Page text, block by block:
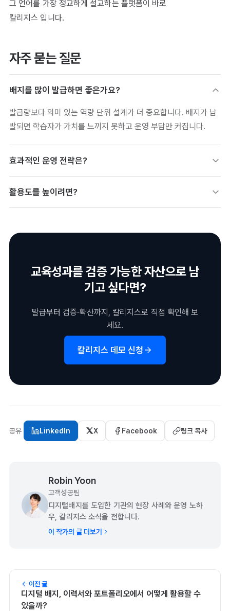
그 언어를 가장 정교하게 설교하는 플랫폼이 바로
칼리지스 입니다.
자주 묻는 질문
배지를 많이 발급하면 좋은가요?
발급량보다 의미 있는 역량 단위 설계가 더 중요합니다. 배지가 남
발되면 학습자가 가치를 느끼지 못하고 운영 부담만 커집니다.
효과적인 운영 전략은?
합니다. 받는 사람이 ‘어디에 쓸지’가 분명한 배지가 잘 쓰입니다.
활용도를 높이려면?
교육성과를 검증 가능한 자산으로 남
기고 싶다면?
발급부터 검증·확산까지, 칼리지스로 직접 확인해 보
세요.
칼리지스 데모 신청
공유 LinkedIn X Facebook 링크 복사
Robin Yoon
고객성공팀
디지털배지를 도입한 기관의 현장 사례와 운영 노하
우, 칼리지스 소식을 전합니다.
이 작가의 글 더보기
이전 글
디지털 배지, 이력서와 포트폴리오에서 어떻게 활용할 수
있을까?